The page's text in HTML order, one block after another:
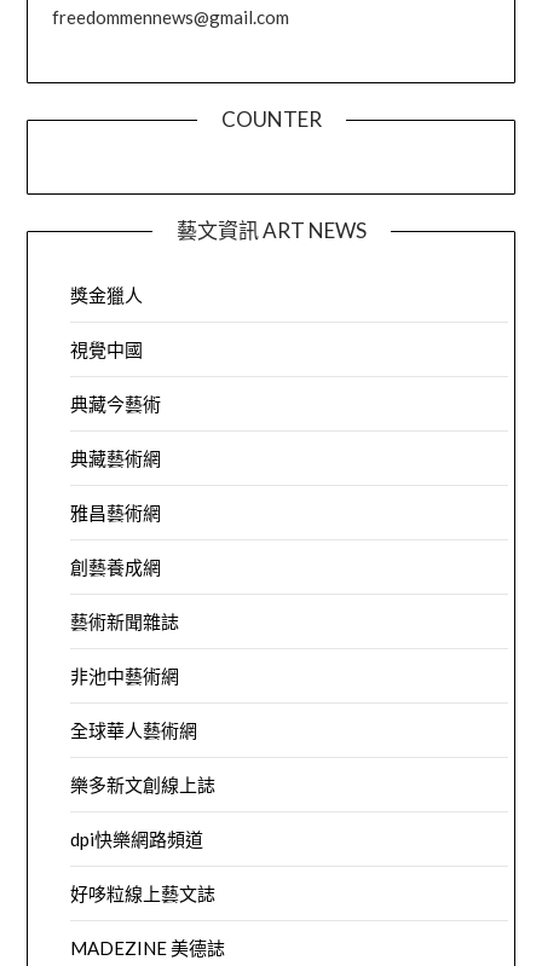
freedommennews@gmail.com
COUNTER
藝文資訊 ART NEWS
獎金獵人
視覺中國
典藏今藝術
典藏藝術網
雅昌藝術網
創藝養成網
藝術新聞雜誌
非池中藝術網
全球華人藝術網
樂多新文創線上誌
dpi快樂網路頻道
好哆粒線上藝文誌
MADEZINE 美德誌